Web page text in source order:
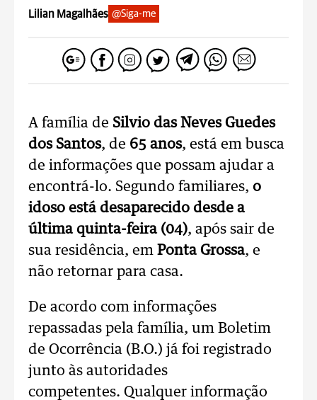
Lilian Magalhães @Siga-me
A família de Silvio das Neves Guedes
dos Santos, de 65 anos, está em busca
de informações que possam ajudar a
encontrá-lo. Segundo familiares, o
idoso está desaparecido desde a
última quinta-feira (04), após sair de
sua residência, em Ponta Grossa, e
não retornar para casa.
De acordo com informações
repassadas pela família, um Boletim
de Ocorrência (B.O.) já foi registrado
junto às autoridades
competentes. Qualquer informação